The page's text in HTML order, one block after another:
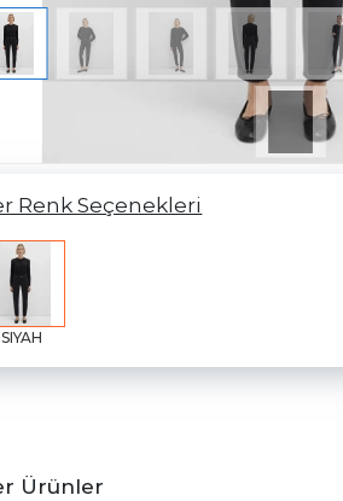
Renk Seçenekleri
SIYAH
Ürünler